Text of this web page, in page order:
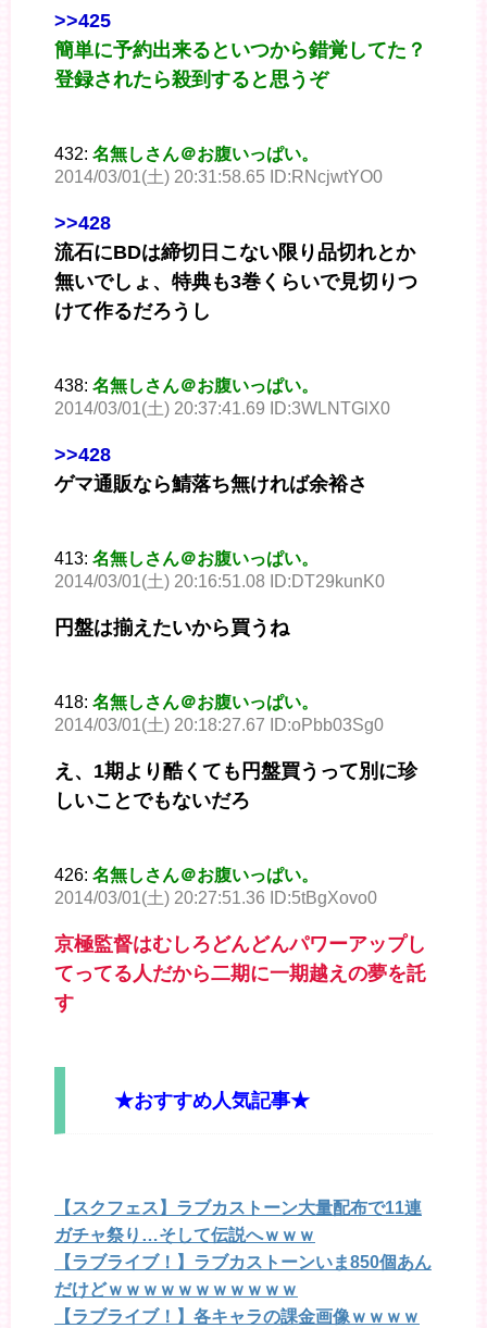
>>425
簡単に予約出来るといつから錯覚してた？
登録されたら殺到すると思うぞ
432: 名無しさん＠お腹いっぱい。
2014/03/01(土) 20:31:58.65 ID:RNcjwtYO0
>>428
流石にBDは締切日こない限り品切れとか
無いでしょ、特典も3巻くらいで見切りつ
けて作るだろうし
438: 名無しさん＠お腹いっぱい。
2014/03/01(土) 20:37:41.69 ID:3WLNTGlX0
>>428
ゲマ通販なら鯖落ち無ければ余裕さ
413: 名無しさん＠お腹いっぱい。
2014/03/01(土) 20:16:51.08 ID:DT29kunK0
円盤は揃えたいから買うね
418: 名無しさん＠お腹いっぱい。
2014/03/01(土) 20:18:27.67 ID:oPbb03Sg0
え、1期より酷くても円盤買うって別に珍
しいことでもないだろ
426: 名無しさん＠お腹いっぱい。
2014/03/01(土) 20:27:51.36 ID:5tBgXovo0
京極監督はむしろどんどんパワーアップし
てってる人だから二期に一期越えの夢を託
す
★おすすめ人気記事★
【スクフェス】ラブカストーン大量配布で11連
ガチャ祭り…そして伝説へｗｗｗ
【ラブライブ！】ラブカストーンいま850個あん
だけどｗｗｗｗｗｗｗｗｗｗｗ
【ラブライブ！】各キャラの課金画像ｗｗｗｗ